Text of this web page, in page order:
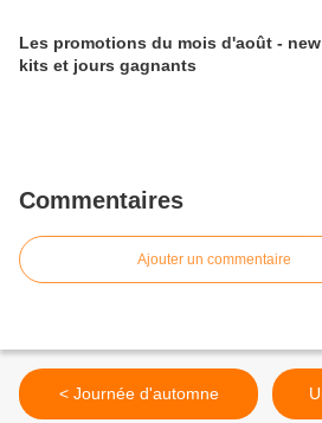
Les promotions du mois d'août - new
kits et jours gagnants
Commentaires
Ajouter un commentaire
< Journée d'automne